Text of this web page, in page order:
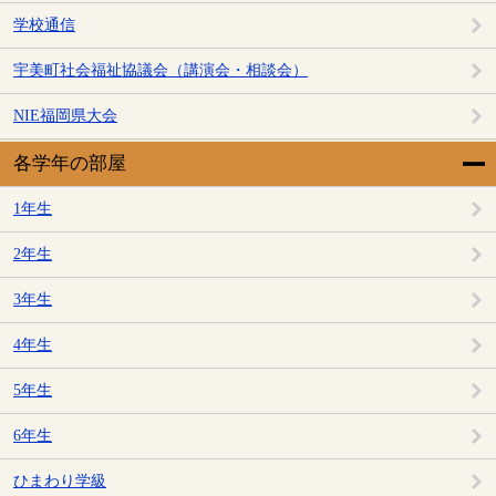
学校通信
宇美町社会福祉協議会（講演会・相談会）
NIE福岡県大会
各学年の部屋
1年生
2年生
3年生
4年生
5年生
6年生
ひまわり学級